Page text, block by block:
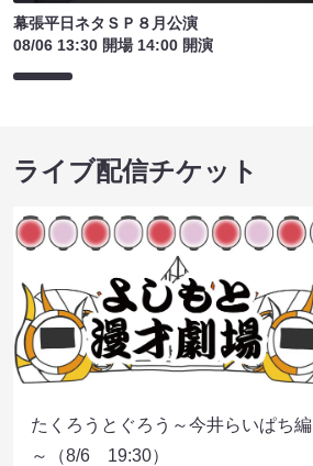
幕張平日ネタＳＰ８月公演
08/06 13:30 開場 14:00 開演
ライブ配信チケット
たくろうとぐろう～今井らいぱち編
～（8/6 19:30）